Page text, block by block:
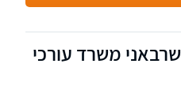
משרד עורכי